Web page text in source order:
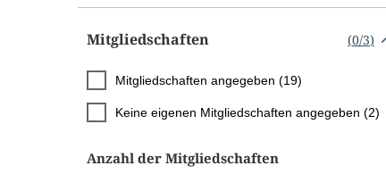
Mitgliedschaften (0/3)
Mitgliedschaften angegeben (19)
Keine eigenen Mitgliedschaften angegeben (2)
Anzahl der Mitgliedschaften